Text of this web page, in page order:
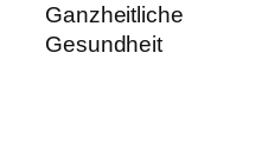
Ganzheitliche
Gesundheit